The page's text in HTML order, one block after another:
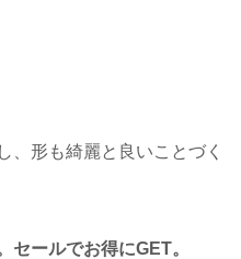
、形も綺麗と良いことづく
セールでお得にGET。